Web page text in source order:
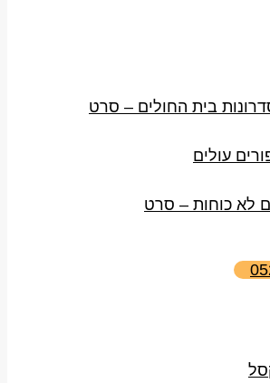
בית החולים – סרט
עולים
לא כוחות – סרט